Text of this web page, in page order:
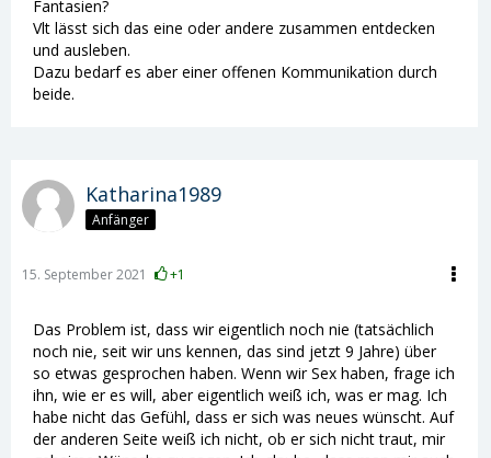
Fantasien?
Vlt lässt sich das eine oder andere zusammen entdecken
und ausleben.
Dazu bedarf es aber einer offenen Kommunikation durch
beide.
Katharina1989
Anfänger
15. September 2021 +1
Das Problem ist, dass wir eigentlich noch nie (tatsächlich
noch nie, seit wir uns kennen, das sind jetzt 9 Jahre) über
so etwas gesprochen haben. Wenn wir Sex haben, frage ich
ihn, wie er es will, aber eigentlich weiß ich, was er mag. Ich
habe nicht das Gefühl, dass er sich was neues wünscht. Auf
der anderen Seite weiß ich nicht, ob er sich nicht traut, mir